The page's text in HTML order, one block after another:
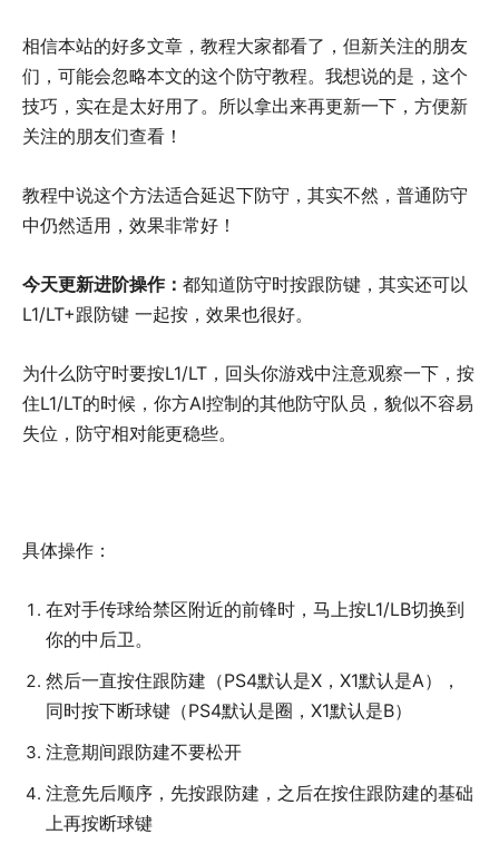
相信本站的好多文章，教程大家都看了，但新关注的朋友
们，可能会忽略本文的这个防守教程。我想说的是，这个
技巧，实在是太好用了。所以拿出来再更新一下，方便新
关注的朋友们查看！
教程中说这个方法适合延迟下防守，其实不然，普通防守
中仍然适用，效果非常好！
今天更新进阶操作： 都知道防守时按跟防键，其实还可以
L1/LT+跟防键 一起按，效果也很好。
为什么防守时要按L1/LT，回头你游戏中注意观察一下，按
住L1/LT的时候，你方AI控制的其他防守队员，貌似不容易
失位，防守相对能更稳些。
具体操作：
在对手传球给禁区附近的前锋时，马上按L1/LB切换到
你的中后卫。
然后一直按住跟防建（PS4默认是X，X1默认是A），
同时按下断球键（PS4默认是圈，X1默认是B）
注意期间跟防建不要松开
注意先后顺序，先按跟防建，之后在按住跟防建的基础
上再按断球键